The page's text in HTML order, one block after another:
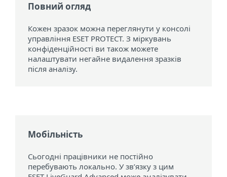
Повний огляд
Кожен зразок можна переглянути у консолі
управління ESET PROTECT. З міркувань
конфіденційності ви також можете
налаштувати негайне видалення зразків
після аналізу.
Мобільність
Сьогодні працівники не постійно
перебувають локально. У зв’язку з цим